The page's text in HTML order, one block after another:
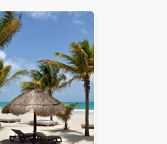
и от 14.12.2026
(1
ЧОВЕК